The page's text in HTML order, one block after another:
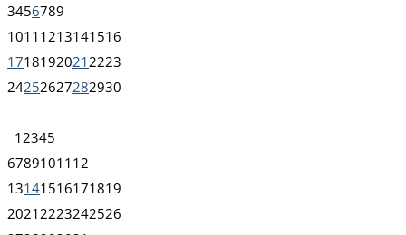
3456789
1011 1213141516
1718192021 2223
24252627282930
1 2345
67891011 12
13141516171819
2021 2223242526